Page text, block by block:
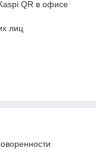
QR в офисе
лиц